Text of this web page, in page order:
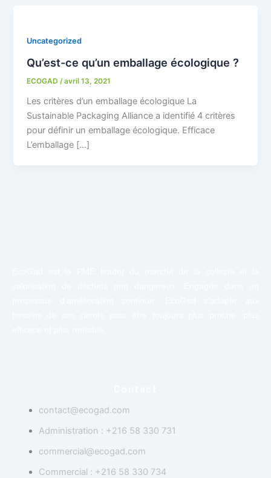
Uncategorized
Qu’est-ce qu’un emballage écologique ?
ECOGAD/avril 13, 2021
Les critères d’un emballage écologique La
Sustainable Packaging Alliance a identifié 4 critères
pour définir un emballage écologique. Efficace
L’emballage […]
contact@ecogad.com
Administration : +216 58 330 731
commercial@ecogad.com
Commercial : +216 58 330 734